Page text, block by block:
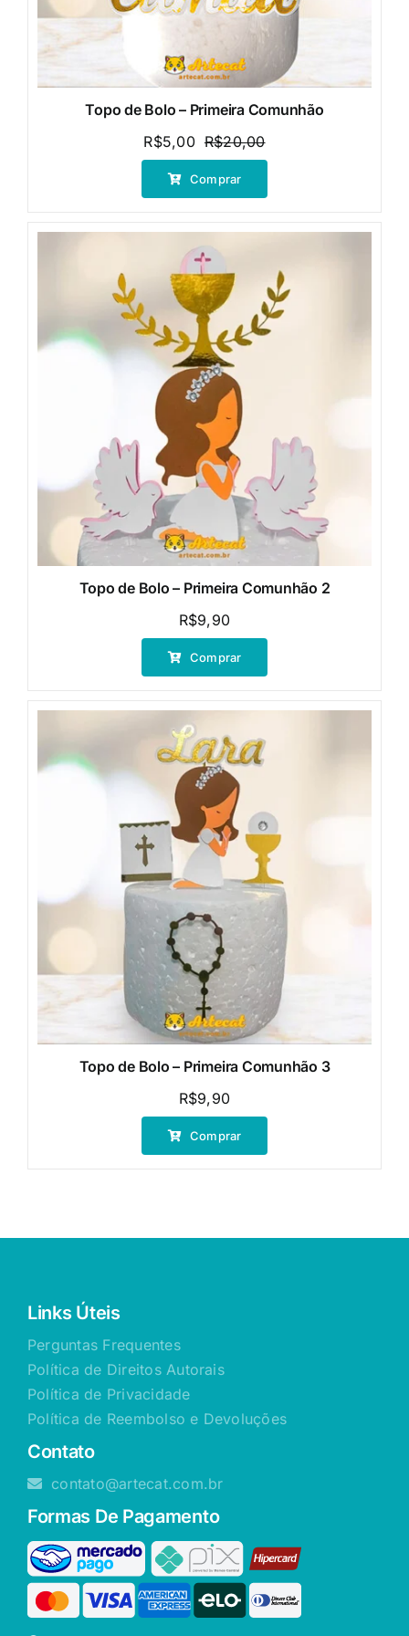
Topo de Bolo – Primeira Comunhão
R$20,00O
preço
era:
R$5,00
O
preço
é:
Comprar
Topo de Bolo – Primeira Comunhão 2
R$9,90
Comprar
Topo de Bolo – Primeira Comunhão 3
R$9,90
Comprar
Links Úteis
Perguntas Frequentes
Política de Direitos Autorais
Política de Privacidade
Política de Reembolso e Devoluções
Contato
contato@artecat.com.br
Formas De Pagamento